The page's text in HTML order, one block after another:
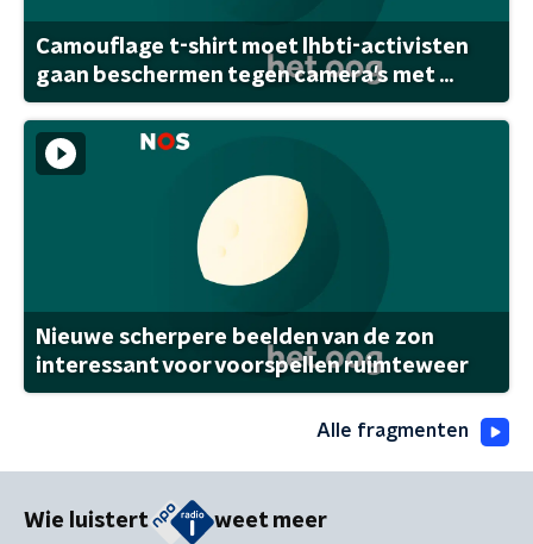
Camouflage t-shirt moet lhbti-activisten
gaan beschermen tegen camera's met ...
Nieuwe scherpere beelden van de zon
interessant voor voorspellen ruimteweer
Alle fragmenten
Wie luistert weet meer